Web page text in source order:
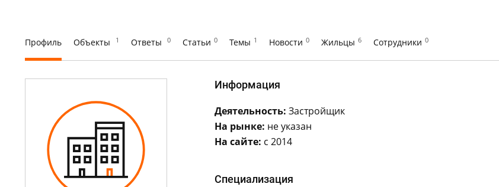
Профиль Объекты 1 Ответы 0 Статьи 0 Темы 1 Новости 0 Жильцы 6 Сотрудники 0
Информация
Деятельность: Застройщик
На рынке: не указан
На сайте: с 2014
Специализация